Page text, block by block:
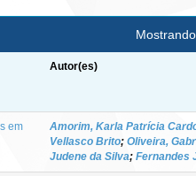
Autor(es)
em
Amorim, Karla Patrícia
Vellasco Brito; Oliveira,
Judene da Silva; Fernandes